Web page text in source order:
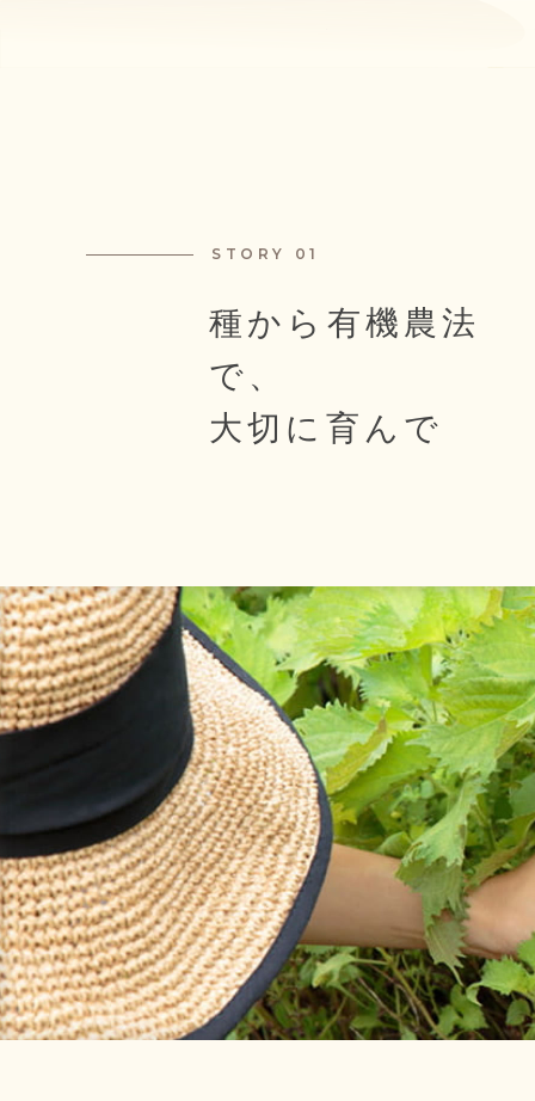
STORY 01
種から有機農法
で、
大切に育んで